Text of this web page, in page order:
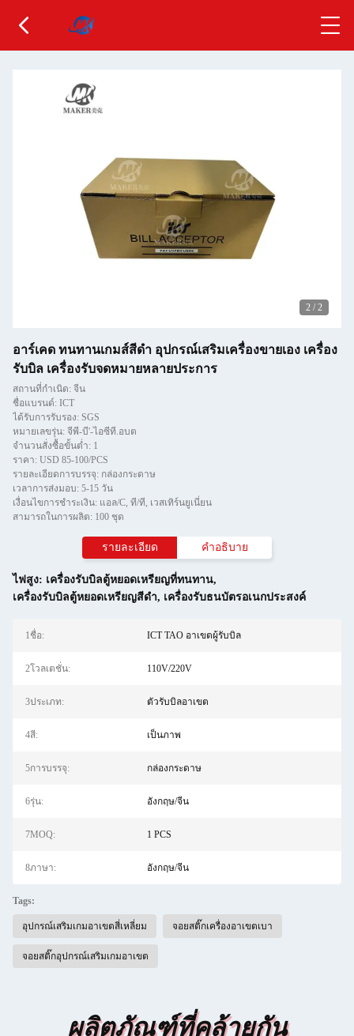
2 / 2
อาร์เคด ทนทานเกมส์สีดํา อุปกรณ์เสริมเครื่องขายเอง เครื่อง
รับบิล เครื่องรับจดหมายหลายประการ
สถานที่กำเนิด: จีน
ชื่อแบรนด์: ICT
ได้รับการรับรอง: SGS
หมายเลขรุ่น: จีพี-บี'-ไอซีที.อบต
จำนวนสั่งซื้อขั้นต่ำ: 1
ราคา: USD 85-100/PCS
รายละเอียดการบรรจุ: กล่องกระดาษ
เวลาการส่งมอบ: 5-15 วัน
เงื่อนไขการชำระเงิน: แอล/C, ที/ที, เวสเทิร์นยูเนี่ยน
สามารถในการผลิต: 100 ชุด
รายละเอียด คำอธิบาย
ไฟสูง: เครื่องรับบิลตู้หยอดเหรียญที่ทนทาน,
เครื่องรับบิลตู้หยอดเหรียญสีดำ, เครื่องรับธนบัตรอเนกประสงค์
1ชื่อ: ICT TAO อาเขตผู้รับบิล
2โวลเตชั่น: 110V/220V
3ประเภท: ตัวรับบิลอาเขต
4สี: เป็นภาพ
5การบรรจุ: กล่องกระดาษ
6รุ่น: อังกฤษ/จีน
7MOQ: 1 PCS
8ภาษา: อังกฤษ/จีน
Tags:
อุปกรณ์เสริมเกมอาเขตสี่เหลี่ยม จอยสติ๊กเครื่องอาเขตเบา
จอยสติ๊กอุปกรณ์เสริมเกมอาเขต
ผลิตภัณฑ์ที่คล้ายกัน